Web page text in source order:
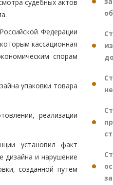
судебных актов
Федерации
кассационная
спорам
упаковки товара
реализации
установил факт
дизайна и нарушение
созданной путем